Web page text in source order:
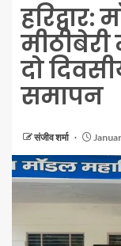
दो
समापन
संजीव शर्मा